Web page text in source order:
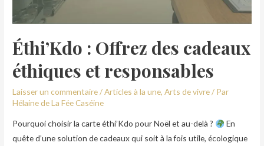
Éthi’Kdo : Offrez des cadeaux
éthiques et responsables
Laisser un commentaire/Articles à la une,Arts de vivre/ Par
Hélaine de La Fée Caséine
Pourquoi choisir la carte éthi’Kdo pour Noël et au-delà ?
En
quête d’une solution de cadeaux qui soit à la fois utile, écologique